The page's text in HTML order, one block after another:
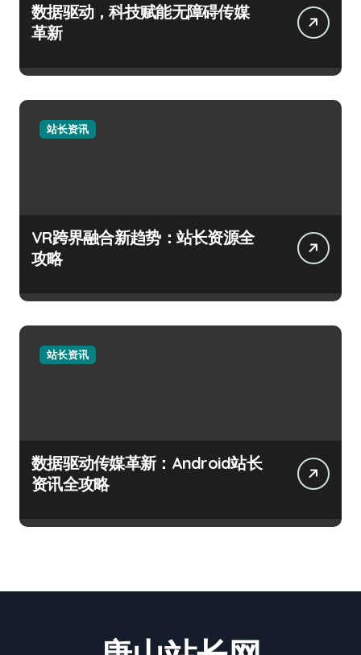
数据驱动，科技赋能无障碍传媒
革新
站长资讯
VR跨界融合新趋势：站长资源全
攻略
站长资讯
数据驱动传媒革新：Android站长
资讯全攻略